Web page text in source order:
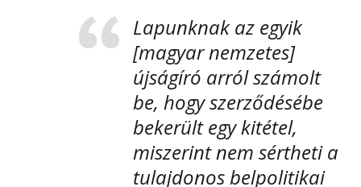
Lapunknak az egyik
[magyar nemzetes]
újságíró arról számolt
be, hogy szerződésébe
bekerült egy kitétel,
miszerint nem sértheti a
tulajdonos belpolitikai